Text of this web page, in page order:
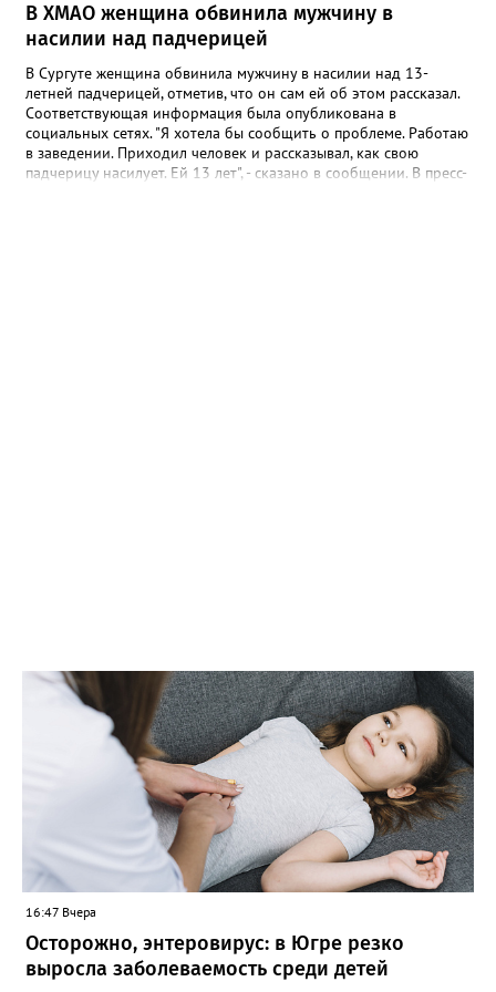
В ХМАО женщина обвинила мужчину в
насилии над падчерицей
В Сургуте женщина обвинила мужчину в насилии над 13-
летней падчерицей, отметив, что он сам ей об этом рассказал.
Соответствующая информация была опубликована в
социальных сетях. "Я хотела бы сообщить о проблеме. Работаю
в заведении. Приходил человек и рассказывал, как свою
падчерицу насилует. Ей 13 лет", - сказано в сообщении. В пресс-
16:47 Вчера
Осторожно, энтеровирус: в Югре резко
выросла заболеваемость среди детей